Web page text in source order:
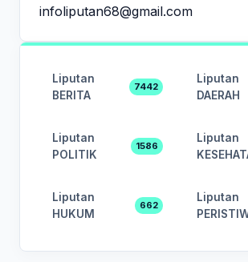
infoliputan68@gmail.com
Liputan
BERITA
7442
Liputan
DAERAH
Liputan
POLITIK
1586
Liputan
Liputan
HUKUM
662
Liputan